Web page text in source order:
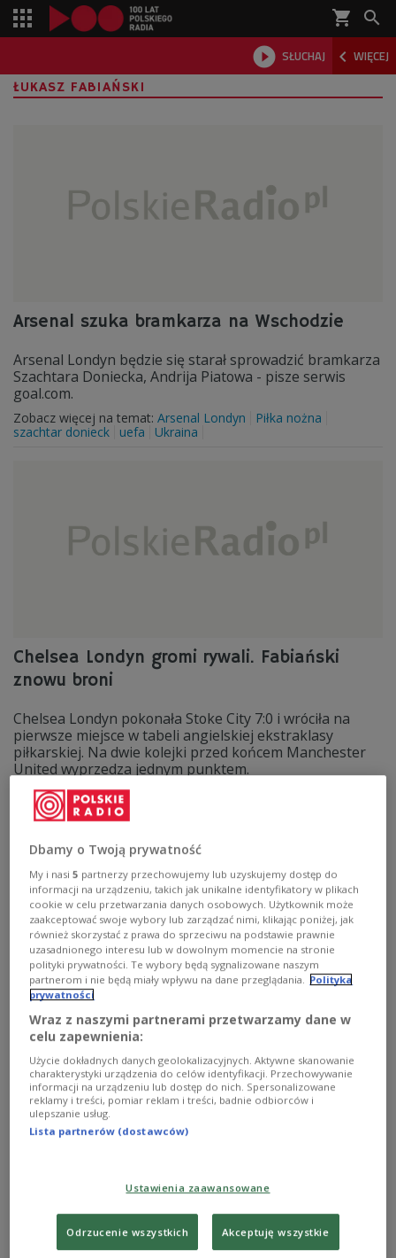
shopping_cart 
 SŁUCHAJ  WIĘCEJ

ŁUKASZ FABIAŃSKI
Arsenal szuka bramkarza na Wschodzie
Arsenal Londyn będzie się starał sprowadzić bramkarza
Szachtara Doniecka, Andrija Piatowa - pisze serwis
goal.com.
Zobacz więcej na temat: Arsenal Londyn
Piłka nożna
szachtar donieck
uefa Ukraina
Chelsea Londyn gromi rywali. Fabiański
znowu broni
Chelsea Londyn pokonała Stoke City 7:0 i wróciła na
pierwsze miejsce w tabeli angielskiej ekstraklasy
piłkarskiej. Na dwie kolejki przed końcem Manchester
United wyprzedza jednym punktem.
Zobacz więcej na temat:
manchester united
Wojciech Szczęsny: ja powinienem stać w
bramce Arsenalu
Wypożyczony do trzecioligowego Brentfordu z Arsenalu
Londyn Wojciech Szczęsny skrytykował swoich starszych
kolegów. 20-letni bramkarz uważa, że to on powinien
bronić bramki "Kanonierów".
Warszawa wojciech szczęsny
Dbamy o Twoją prywatność
My i nasi5 partnerzy przechowujemy lub uzyskujemy dostęp do
informacji na urządzeniu, takich jak unikalne identyfikatory w plikach
cookie w celu przetwarzania danych osobowych. Użytkownik może
zaakceptować swoje wybory lub zarządzać nimi, klikając poniżej, jak
również skorzystać z prawa do sprzeciwu na podstawie prawnie
uzasadnionego interesu lub w dowolnym momencie na stronie
polityki prywatności. Te wybory będą sygnalizowane naszym
partnerom i nie będą miały wpływu na dane przeglądania. Polityka
prywatności
Wraz z naszymi partnerami przetwarzamy dane w
celu zapewnienia:
Użycie dokładnych danych geolokalizacyjnych. Aktywne skanowanie
charakterystyki urządzenia do celów identyfikacji. Przechowywanie
informacji na urządzeniu lub dostęp do nich. Spersonalizowane
reklamy i treści, pomiar reklam i treści, badnie odbiorców i
ulepszanie usług.
Lista partnerów (dostawców)
Ustawienia zaawansowane
Odrzucenie wszystkich Akceptuję wszystkie